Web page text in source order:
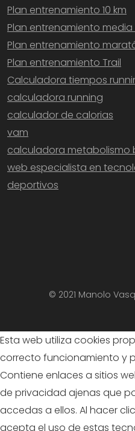
Plan entrenamiento 10 km
Plan entrenamiento
Plan entrenamiento
Plan entrenamiento Trail
Calculadora tiempos
calculadora running
calculador de calorias
vam
calculadora metabolismo
web especialista en
deportivos
© 2021 Manolo
Esta web utiliza cookies
correcto funcionamiento y
Contiene enlaces a sitios
de privacidad ajenas que
accedas a ellos. Al hacer
acepta el uso de estas